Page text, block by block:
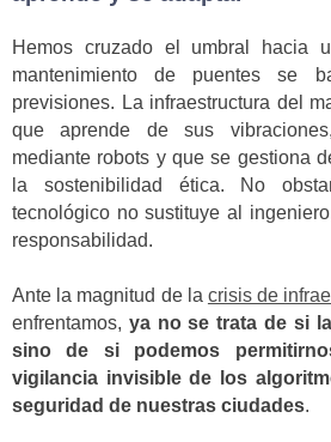
Hemos cruzado el umbral hacia
mantenimiento de puentes se
previsiones. La infraestructura del
que aprende de sus
mediante robots y que se gestiona
la sostenibilidad ética. No
tecnológico no sustituye al
responsabilidad.
Ante la magnitud de la crisis de
enfrentamos, ya no se trata de si
sino de si podemos
vigilancia invisible de los
seguridad de nuestras ciudades.